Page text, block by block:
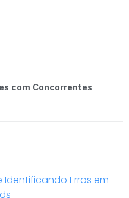
com Concorrentes